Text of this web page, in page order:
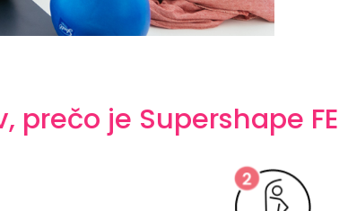
prečo je Supershape